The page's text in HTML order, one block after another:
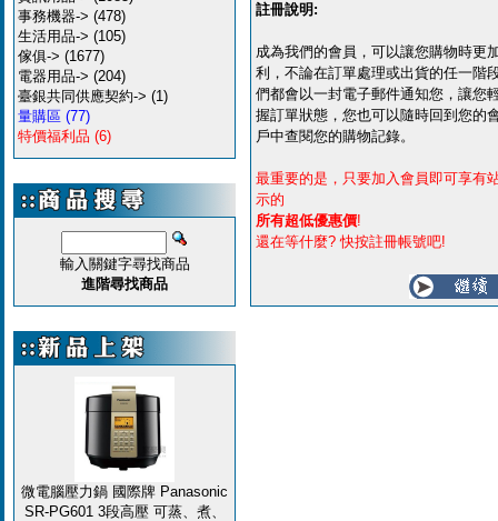
事務機器-> (478)
生活用品-> (105)
傢俱-> (1677)
電器用品-> (204)
臺銀共同供應契約-> (1)
量購區 (77)
特價福利品 (6)
輸入關鍵字尋找商品
進階尋找商品
微電腦壓力鍋 國際牌 Panasonic
SR-PG601 3段高壓 可蒸、煮、
註冊說明:
成為我們的會員，可以讓您購物時更
利，不論在訂單處理或出貨的任一階
們都會以一封電子郵件通知您，讓您
握訂單狀態，您也可以隨時回到您的
戶中查閱您的購物記錄。
最重要的是，只要加入會員即可享有
示的
所有超低優惠價!
還在等什麼? 快按註冊帳號吧!